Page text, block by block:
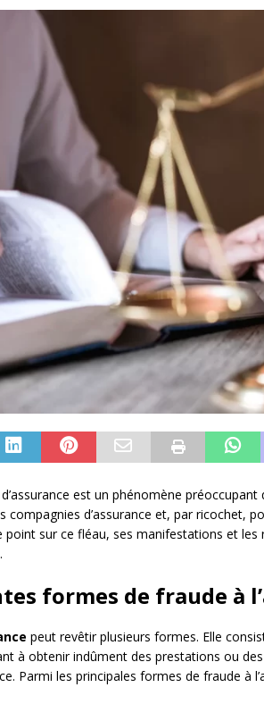
est un phénomène
compagnies d’assurance et, par ricochet,
point sur ce fléau, ses manifestations et
formes de fraude à
peut revêtir plusieurs formes. Elle
à obtenir indûment des prestations ou
Parmi les principales formes de fraude à